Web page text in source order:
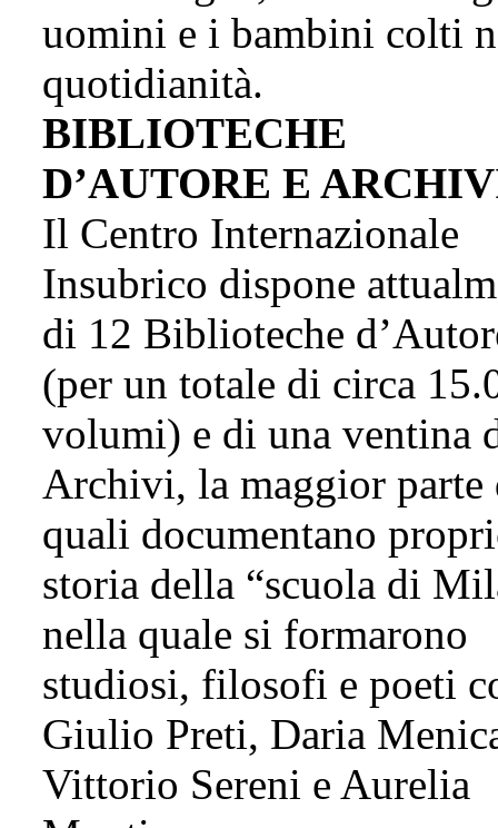
uomini e i bambini colti
quotidianità.
BIBLIOTECHE
D’AUTORE E
Il Centro Internazionale
Insubrico dispone
di 12 Biblioteche
(per un totale di circa
volumi) e di una ventina
Archivi, la maggior parte
quali documentano
storia della “scuola di
nella quale si formarono
studiosi, filosofi e poeti
Giulio Preti, Daria
Vittorio Sereni e Aurelia